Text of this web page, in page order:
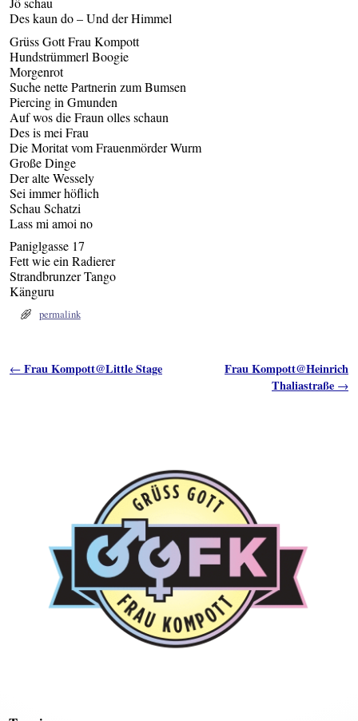
Des kaun do – Und der Himmel
Grüss Gott Frau Kompott
Hundstrümmerl Boogie
Morgenrot
Suche nette Partnerin zum Bumsen
Piercing in Gmunden
Auf wos die Fraun olles schaun
Des is mei Frau
Die Moritat vom Frauenmörder Wurm
Große Dinge
Der alte Wessely
Sei immer höflich
Schau Schatzi
Lass mi amoi no
Paniglgasse 17
Fett wie ein Radierer
Strandbrunzer Tango
Känguru
permalink
Artikelnavigation
← Frau Kompott@Little Stage
Frau Kompott@Heinrich
Thaliastraße →